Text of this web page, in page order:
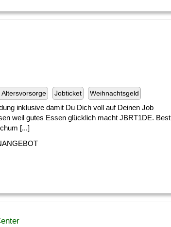
Altersvorsorge Jobticket Weihnachtsgeld
inklusive damit Du Dich voll auf Deinen Job
weil gutes Essen glücklich macht JBRT1DE. Best
[...]